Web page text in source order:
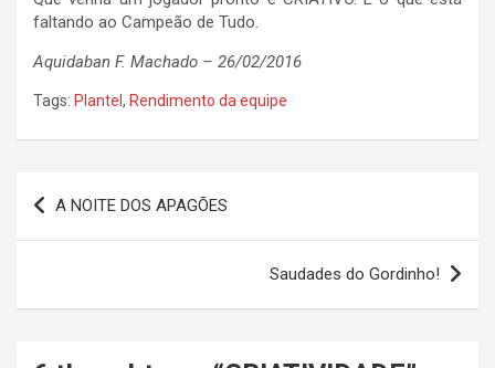
faltando ao Campeão de Tudo.
Aquidaban F. Machado – 26/02/2016
Tags: Plantel , Rendimento da equipe
Navegação
de
A NOITE DOS APAGÕES
Saudades do Gordinho!